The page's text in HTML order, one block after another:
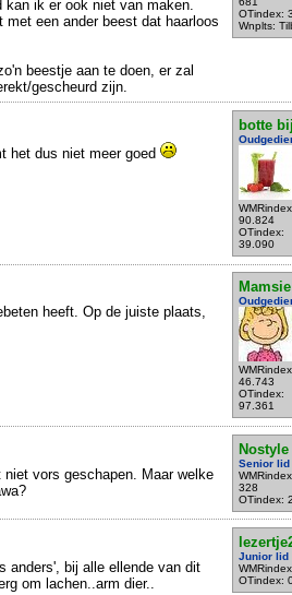
OTindex:
Wnplts:
ik er ook niet van maken.
een ander beest dat haarloos
beestje aan te doen, er zal
gescheurd zijn.
botte
90.824
OTindex:
39.090
het dus niet meer goed
Mamsie
46.743
OTindex:
97.361
heeft. Op de juiste plaats,
Nostyle
Senior lid
328
OTindex:
vors geschapen. Maar welke
Junior lid
OTindex:
anders', bij alle ellende van dit
om lachen..arm dier..